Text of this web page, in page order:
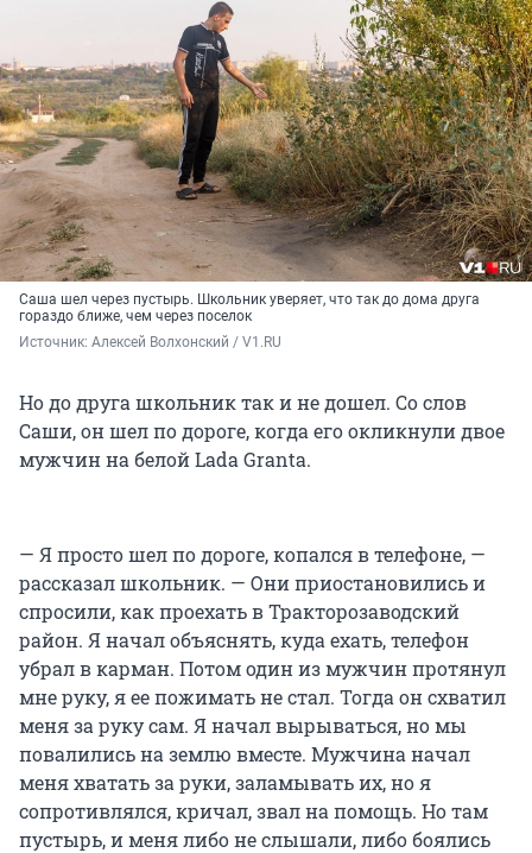
Саша шел через пустырь. Школьник уверяет, что так до дома друга
гораздо ближе, чем через поселок
Источник: Алексей Волхонский / V1.RU
Но до друга школьник так и не дошел. Со слов
Саши, он шел по дороге, когда его окликнули двое
мужчин на белой Lada Granta.
— Я просто шел по дороге, копался в телефоне, —
рассказал школьник. — Они приостановились и
спросили, как проехать в Тракторозаводский
район. Я начал объяснять, куда ехать, телефон
убрал в карман. Потом один из мужчин протянул
мне руку, я ее пожимать не стал. Тогда он схватил
меня за руку сам. Я начал вырываться, но мы
повалились на землю вместе. Мужчина начал
меня хватать за руки, заламывать их, но я
сопротивлялся, кричал, звал на помощь. Но там
пустырь, и меня либо не слышали, либо боялись